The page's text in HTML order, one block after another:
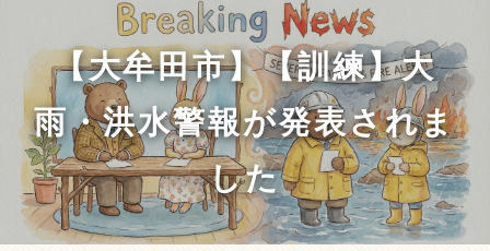
【大牟田市】【訓練】大
雨・洪水警報が発表されま
した